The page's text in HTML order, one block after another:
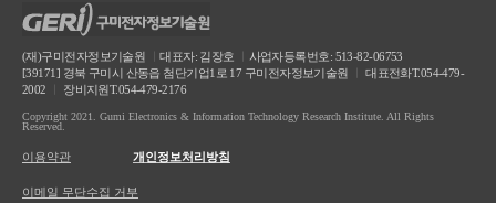
(재)구미전자정보기술원 ㅣ대표자: 김장호
사업자등록번호: 513-82-06753
[39171] 경북 구미시 산동읍 첨단기업1로 17 구미전자정보기술원
대표전화T.054-479-
2002
장비지원T.054-479-2176
Copyright 2021. Gumi Electronics & Information Technology Research Institute. All Rights
Reserved.
이용약관 개인정보처리방침
이메일 무단수집 거부